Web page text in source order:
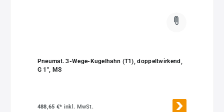
Pneumat. 3-Wege-Kugelhahn (T1), doppeltwirkend,
G 1", MS
488,65 €* inkl. MwSt.